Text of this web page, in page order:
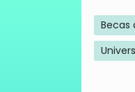
Becas